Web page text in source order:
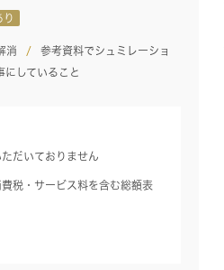
り
消
参考資料でシュミレーショ
にしていること
ただいておりません
税・サービス料を含む総額表